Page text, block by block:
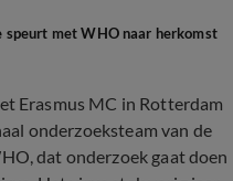
speurt met WHO naar herkomst
Erasmus MC in Rotterdam
onderzoeksteam van de
dat onderzoek gaat doen